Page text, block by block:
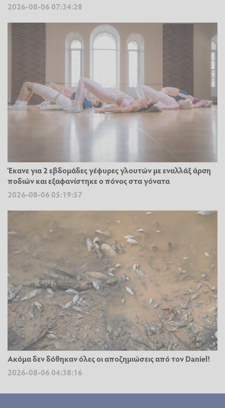
2026-08-06 07:34:28
Έκανε για 2 εβδομάδες γέφυρες γλουτών με εναλλάξ άρση
ποδιών και εξαφανίστηκε ο πόνος στα γόνατα
2026-08-06 05:19:57
Ακόμα δεν δόθηκαν όλες οι αποζημιώσεις από τον Daniel!
2026-08-06 04:38:16